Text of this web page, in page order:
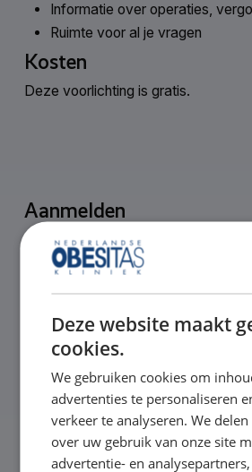
Informatie over operaties,
Ruimte voor al je vragen
Kosten
Deze voorlichting is gratis.
Aanmelden
Velden met een*
Voornaam *
Voornaam
Achternaam *
Deze website maakt
cookies.
We gebruiken cookies om
advertenties te personaliseren
verkeer te analyseren. We
over uw gebruik van onze site
advertentie- en